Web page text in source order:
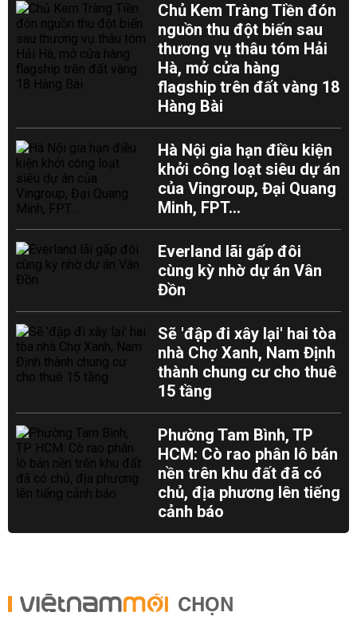
Chủ Kem Tràng Tiền đón
nguồn thu đột biến sau
thương vụ thâu tóm Hải
Hà, mở cửa hàng
flagship trên đất vàng 18
Hàng Bài
Hà Nội gia hạn điều kiện
khởi công loạt siêu dự án
của Vingroup, Đại Quang
Minh, FPT...
Everland lãi gấp đôi
cùng kỳ nhờ dự án Vân
Đồn
Sẽ 'đập đi xây lại' hai tòa
nhà Chợ Xanh, Nam Định
thành chung cư cho thuê
15 tầng
Phường Tam Bình, TP
HCM: Cò rao phân lô bán
nền trên khu đất đã có
chủ, địa phương lên tiếng
cảnh báo
CHỌN